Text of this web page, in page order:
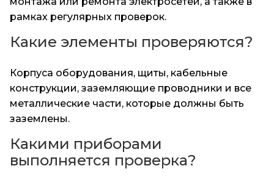
рамках регулярных проверок.
Какие элементы проверяются?
Корпуса оборудования, щиты, кабельные
конструкции, заземляющие проводники и все
металлические части, которые должны быть
заземлены.
Какими приборами
выполняется проверка?